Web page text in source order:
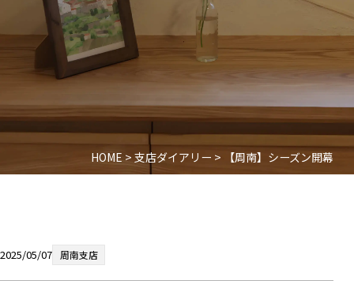
HOME>支店ダイアリー > 【周南】シーズン開幕
2025/05/07 周南支店